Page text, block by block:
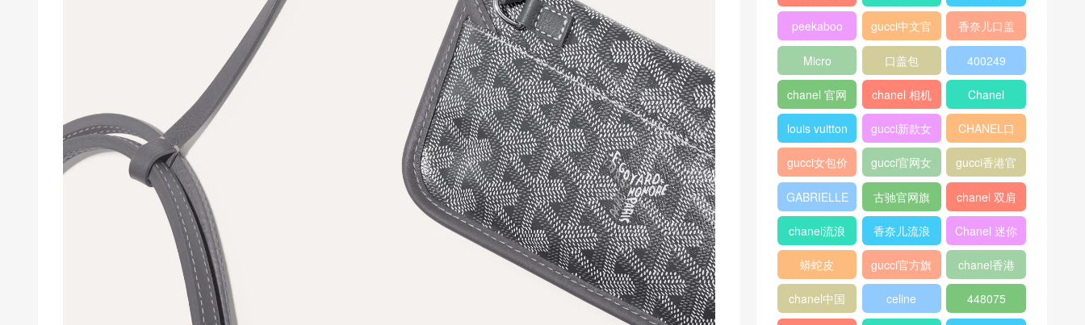
包
口盖包
peekaboo
gucci中文官
网
香奈儿口盖
包2018
Micro
Luggage
口盖包 400249
chanel 官网
chanel 相机
包
Chanel
louis vuitton
gucci新款女
包
CHANEL口
盖包
gucci女包价
格
gucci官网女
包
gucci香港官
网
GABRIELLE
古驰官网旗
舰店
chanel 双肩
背包
chanel流浪
包价格
香奈儿流浪
包尺寸
Chanel 迷你
口盖包
蟒蛇皮
gucci官方旗
舰店
chanel香港
官网
chanel中国
官网
celine
classic box
448075